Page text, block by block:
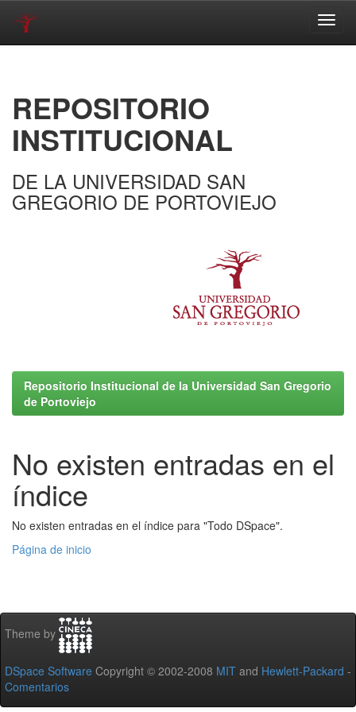
REPOSITORIO
INSTITUCIONAL
DE LA UNIVERSIDAD SAN
GREGORIO DE PORTOVIEJO
Repositorio Institucional de la Universidad San Gregorio
de Portoviejo
No existen entradas en el
índice
No existen entradas en el índice para "Todo DSpace".
Página de inicio
Theme by
DSpace Software Copyright © 2002-2008 MIT and Hewlett-Packard -
Comentarios